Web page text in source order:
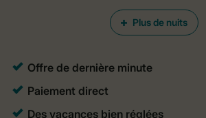
Plus de nuits